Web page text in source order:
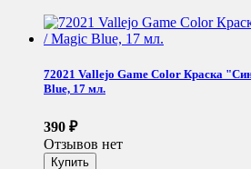
72021 Vallejo Game Color Краска
Blue, 17 мл.
390 ₽
Отзывов нет